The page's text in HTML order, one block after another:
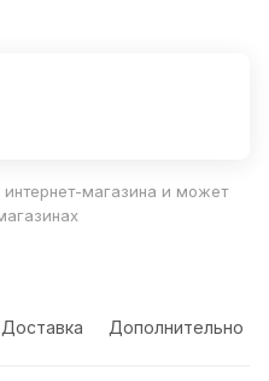
интернет-магазина и может
Доставка Дополнительно